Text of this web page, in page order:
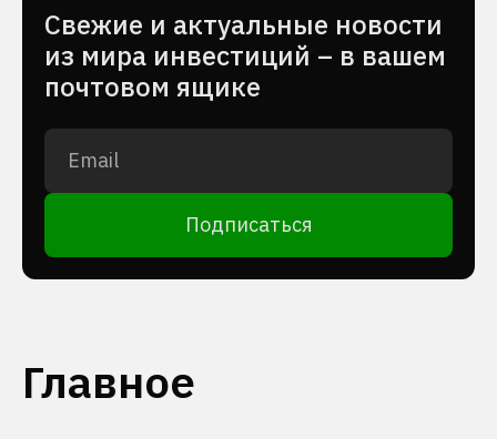
Cвежие и актуальные новости
из мира инвестиций – в вашем
почтовом ящике
Подписаться
Главное